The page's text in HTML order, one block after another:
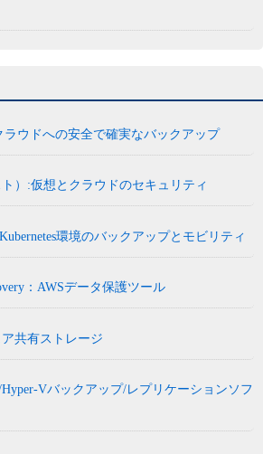
ラウドへの安全で確実なバックアップ
）:仮想とクラウドのセキュリティ
環境のバックアップとモビリティ
：AWSデータ保護ツール
共有ストレージ
Hyper-Vバックアップ/レプリケーションソフ